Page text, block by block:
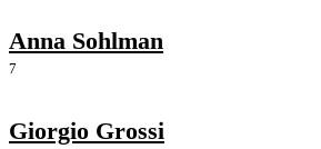
Anna Sohlman
7
Giorgio Grossi